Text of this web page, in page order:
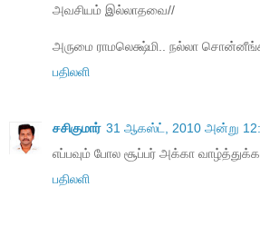
அவசியம் இல்லாதவை//
அருமை ராமலெக்ஷ்மி.. நல்லா
பதிலளி
சசிகுமார் 31 ஆகஸ்ட், 2010 அன்று
எப்பவும் போல சூப்பர் அக்கா
பதிலளி